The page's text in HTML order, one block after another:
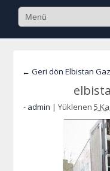
← Geri dön Elbistan
- admin | Yüklenen 5